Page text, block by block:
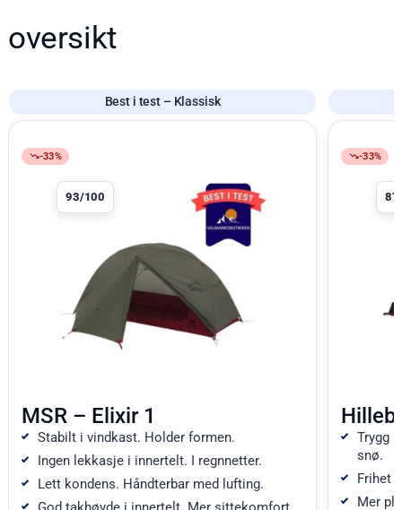
oversikt
Produkt 1 av 10
Best i test – Klassisk
-33%
93/100
MSR – Elixir 1
Stabilt i vindkast. Holder formen.
Ingen lekkasje i innertelt. I regnnetter.
Lett kondens. Håndterbar med lufting.
Produkt 2
-33%
Trygg
snø.
Frihet
Mer